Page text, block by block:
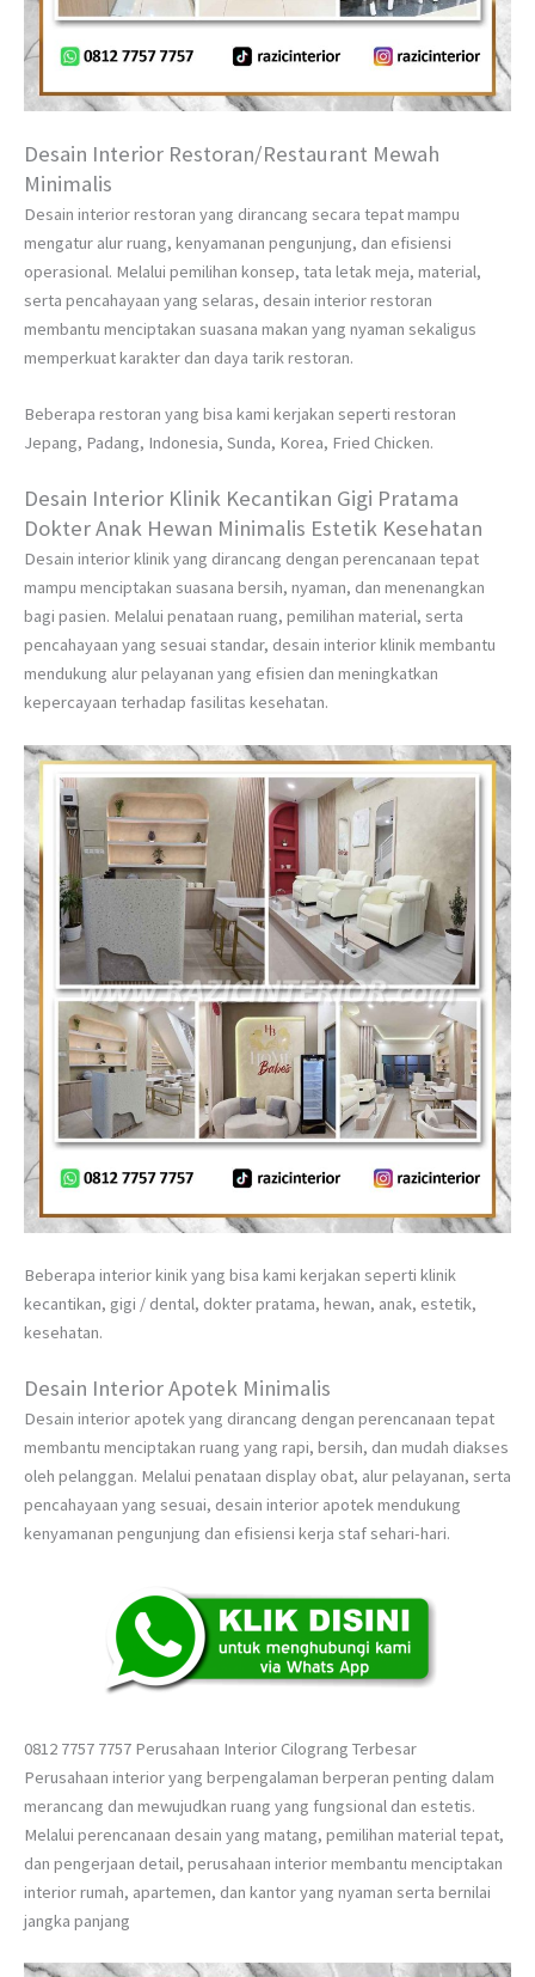
Desain Interior Restoran/Restaurant Mewah
Minimalis
Desain interior restoran yang dirancang secara tepat mampu
mengatur alur ruang, kenyamanan pengunjung, dan efisiensi
operasional. Melalui pemilihan konsep, tata letak meja, material,
serta pencahayaan yang selaras, desain interior restoran
membantu menciptakan suasana makan yang nyaman sekaligus
memperkuat karakter dan daya tarik restoran.
Beberapa restoran yang bisa kami kerjakan seperti restoran
Jepang, Padang, Indonesia, Sunda, Korea, Fried Chicken.
Desain Interior Klinik Kecantikan Gigi Pratama
Dokter Anak Hewan Minimalis Estetik Kesehatan
Desain interior klinik yang dirancang dengan perencanaan tepat
mampu menciptakan suasana bersih, nyaman, dan menenangkan
bagi pasien. Melalui penataan ruang, pemilihan material, serta
pencahayaan yang sesuai standar, desain interior klinik membantu
mendukung alur pelayanan yang efisien dan meningkatkan
kepercayaan terhadap fasilitas kesehatan.
Beberapa interior kinik yang bisa kami kerjakan seperti klinik
kecantikan, gigi / dental, dokter pratama, hewan, anak, estetik,
kesehatan.
Desain Interior Apotek Minimalis
Desain interior apotek yang dirancang dengan perencanaan tepat
membantu menciptakan ruang yang rapi, bersih, dan mudah diakses
oleh pelanggan. Melalui penataan display obat, alur pelayanan, serta
pencahayaan yang sesuai, desain interior apotek mendukung
kenyamanan pengunjung dan efisiensi kerja staf sehari-hari.
0812 7757 7757 Perusahaan Interior Cilograng Terbesar
Perusahaan interior yang berpengalaman berperan penting dalam
merancang dan mewujudkan ruang yang fungsional dan estetis.
Melalui perencanaan desain yang matang, pemilihan material tepat,
dan pengerjaan detail, perusahaan interior membantu menciptakan
interior rumah, apartemen, dan kantor yang nyaman serta bernilai
jangka panjang